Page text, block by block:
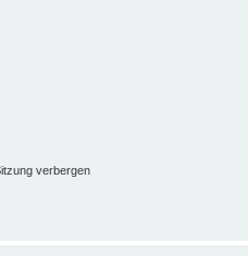
verbergen